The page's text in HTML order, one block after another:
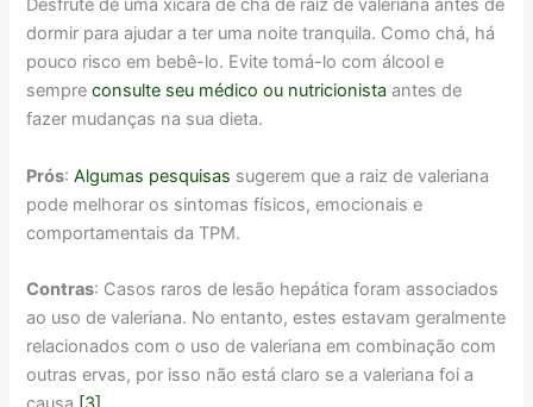
Desfrute de uma xícara de chá de raiz de valeriana antes de
dormir para ajudar a ter uma noite tranquila. Como chá, há
pouco risco em bebê-lo. Evite tomá-lo com álcool e
sempreconsulte seu médico ou nutricionista antes de
fazer mudanças na sua dieta.
Prós:Algumas pesquisas sugerem que a raiz de valeriana
pode melhorar os sintomas físicos, emocionais e
comportamentais da TPM.
Contras: Casos raros de lesão hepática foram associados
ao uso de valeriana. No entanto, estes estavam geralmente
relacionados com o uso de valeriana em combinação com
outras ervas, por isso não está claro se a valeriana foi a